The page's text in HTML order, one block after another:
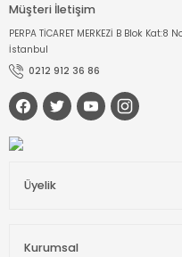
Müşteri İletişim
PERPA TİCARET MERKEZİ B Blok
İstanbul
0212 912 36 86
Üyelik
Kurumsal